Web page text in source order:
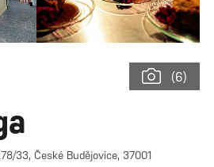
(6)
33, České Budějovice, 37001